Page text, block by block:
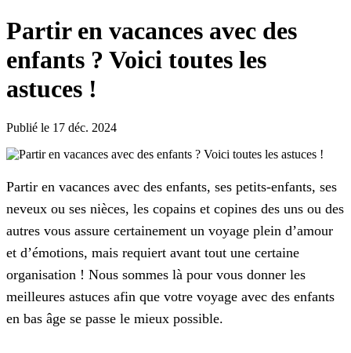
Partir en vacances avec des
enfants ? Voici toutes les
astuces !
Publié le 17 déc. 2024
Partir en vacances avec des enfants, ses petits-enfants, ses
neveux ou ses nièces, les copains et copines des uns ou des
autres vous assure certainement un voyage plein d’amour
et d’émotions, mais requiert avant tout une certaine
organisation ! Nous sommes là pour vous donner les
meilleures astuces afin que votre voyage avec des enfants
en bas âge se passe le mieux possible.